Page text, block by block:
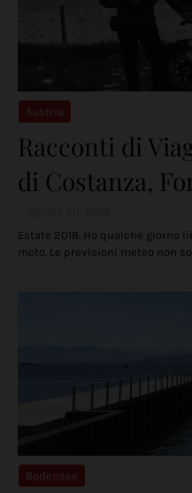
Austria
Racconti di
di Costanza,
Estate 2018. Ho qualche giorno
moto. Le previsioni meteo non
Bodensee